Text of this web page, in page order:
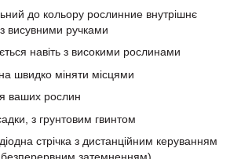
до кольору рослинние внутрішнє
висувними ручками
навіть з високими рослинами
швидко міняти місцями
ваших рослин
з грунтовим гвинтом
стрічка з дистанційним керуванням